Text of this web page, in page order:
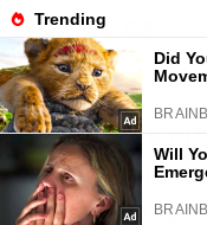
Fajntip.cz Magazín
Češi sázejí
Čínský trik
zaručí obří